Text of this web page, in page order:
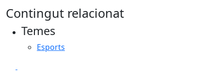
Contingut relacionat
Temes
Esports